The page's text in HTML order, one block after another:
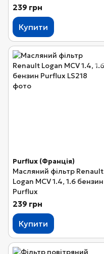
239 грн
Купити
Purflux (Франція)
Масляний фільтр Renault
Logan MCV 1.4, 1.6 бензин
Purflux
239 грн
Купити